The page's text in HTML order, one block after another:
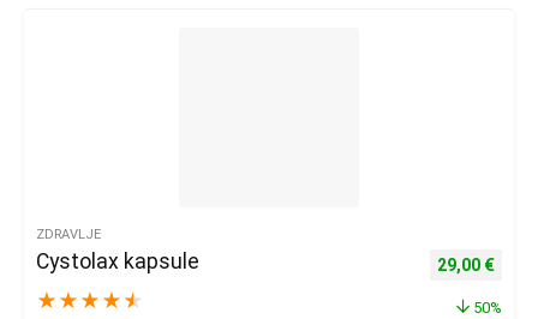
ZDRAVLJE
Cystolax kapsule
★ ★ ★ ★ ★
Izvorna
29,00 €
50%